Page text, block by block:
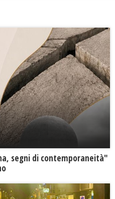
segni di contemporaneità"